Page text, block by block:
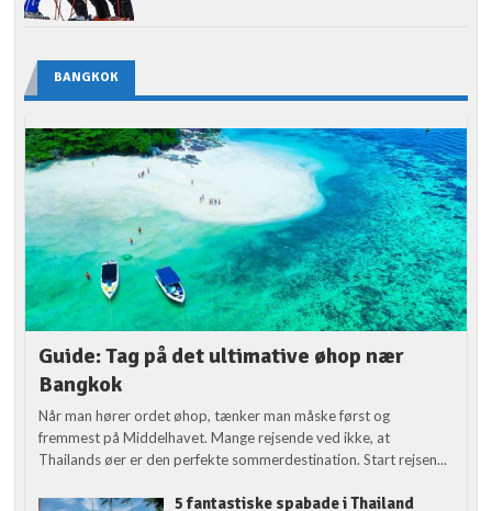
BANGKOK
Guide: Tag på det ultimative øhop nær
Bangkok
Når man hører ordet øhop, tænker man måske først og
fremmest på Middelhavet. Mange rejsende ved ikke, at
Thailands øer er den perfekte sommerdestination. Start rejsen...
5 fantastiske spabade i Thailand